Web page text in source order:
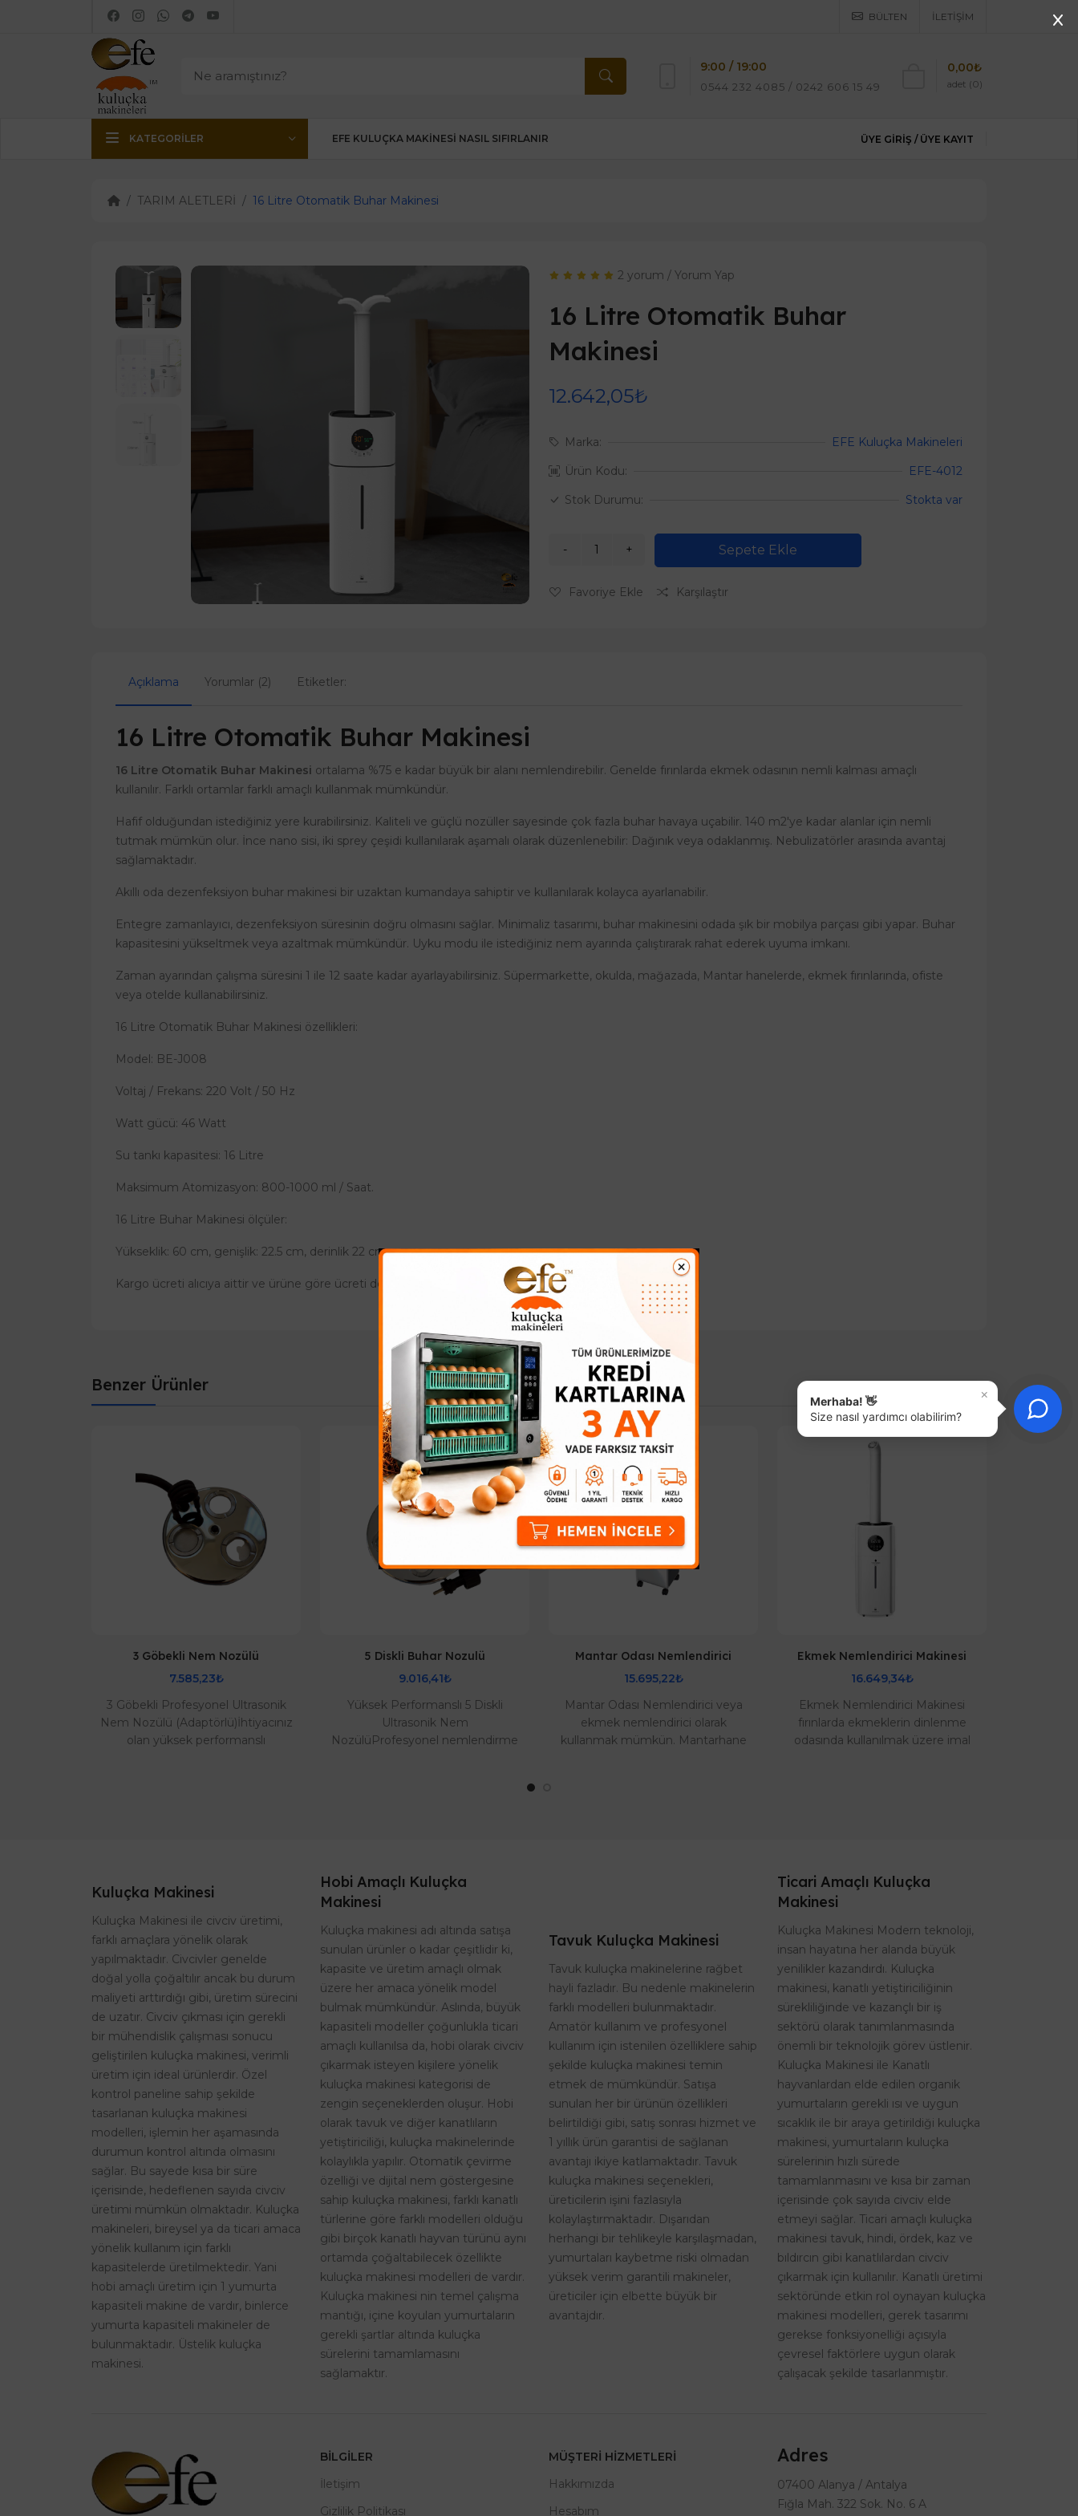
BÜLTEN İLETIŞIM
9:00 / 19:00
0544 232 4085 / 0242 606 15 49 adet (0)
0,00₺
KATEGORILER EFE KULUÇKA MAKINESI NASIL SIFIRLANIR ÜYE GIRIŞ / ÜYE KAYIT
TARIM ALETLERİ 16 Litre Otomatik Buhar Makinesi
2 yorum / Yorum Yap
16 Litre Otomatik Buhar
Makinesi
12.642,05₺
Marka:
EFE Kuluçka Makineleri
Ürün Kodu:
EFE-4012
Stok Durumu:
Stokta var
Sepete Ekle
Favoriye Ekle Karşılaştır
Açıklama Yorumlar (2) Etiketler:
16 Litre Otomatik Buhar Makinesi
16 Litre Otomatik Buhar Makinesi ortalama %75 e kadar büyük bir alanı nemlendirebilir. Genelde fırınlarda ekmek odasının nemli kalması amaçlı
kullanılır. Farklı ortamlar farklı amaçlı kullanmak mümkündür.
Hafif olduğundan istediğiniz yere kurabilirsiniz. Kaliteli ve güçlü nozüller sayesinde çok fazla buhar havaya uçabilir. 140 m2'ye kadar alanlar için nemli
tutmak mümkün olur. İnce nano sisi, iki sprey çeşidi kullanılarak aşamalı olarak düzenlenebilir: Dağınık veya odaklanmış. Nebulizatörler arasında avantaj
sağlamaktadır.
Akıllı oda dezenfeksiyon buhar makinesi bir uzaktan kumandaya sahiptir ve kullanılarak kolayca ayarlanabilir.
Entegre zamanlayıcı, dezenfeksiyon süresinin doğru olmasını sağlar. Minimaliz tasarımı, buhar makinesini odada şık bir mobilya parçası gibi yapar. Buhar
kapasitesini yükseltmek veya azaltmak mümkündür. Uyku modu ile istediğiniz nem ayarında çalıştırarak rahat ederek uyuma imkanı.
Zaman ayarından çalışma süresini 1 ile 12 saate kadar ayarlayabilirsiniz. Süpermarkette, okulda, mağazada, Mantar hanelerde, ekmek fırınlarında, ofiste
veya otelde kullanabilirsiniz.
16 Litre Otomatik Buhar Makinesi özellikleri:
Model: BE-J008
Voltaj / Frekans: 220 Volt / 50 Hz
Watt gücü: 46 Watt
Su tankı kapasitesi: 16 Litre
Maksimum Atomizasyon: 800-1000 ml / Saat.
16 Litre Buhar Makinesi ölçüler:
Yükseklik: 60 cm, genişlik: 22.5 cm, derinlik 22 cm
Kargo ücreti alıcıya aittir ve ürüne göre ücreti değişiyor.
Benzer Ürünler
3 Göbekli Nem Nozülü
7.585,23₺
3 Göbekli Profesyonel Ultrasonik
Nem Nozülü (Adaptörlü)İhtiyacınız
olan yüksek performanslı
5 Diskli Buhar Nozulü
9.016,41₺
Yüksek Performanslı 5 Diskli
Ultrasonik Nem
NozülüProfesyonel nemlendirme
Mantar Odası Nemlendirici
15.695,22₺
Mantar Odası Nemlendirici veya
ekmek nemlendirici olarak
kullanmak mümkün. Mantarhane
Ekmek Nemlendirici Makinesi
16.649,34₺
Ekmek Nemlendirici Makinesi
fırınlarda ekmeklerin dinlenme
odasında kullanılmak üzere imal
Kuluçka Makinesi
Kuluçka Makinesi ile civciv üretimi,
farklı amaçlara yönelik olarak
yapılmaktadır. Civcivler genelde
doğal yolla çoğaltılır ancak bu durum
maliyeti arttırdığı gibi, üretim sürecini
de uzatır. Civciv çıkması için gerekli
bir mühendislik çalışması sonucu
geliştirilen kuluçka makinesi, verimli
üretim için ideal ürünlerdir. Özel
kontrol paneline sahip şekilde
tasarlanan kuluçka makinesi
modelleri, işlemin her aşamasında
durumun kontrol altında olmasını
sağlar. Bu sayede kısa bir süre
içerisinde, hedeflenen sayıda civciv
üretimi mümkün olmaktadır. Kuluçka
makineleri, bireysel ya da ticari amaca
yönelik kullanım için farklı
kapasitelerde üretilmektedir. Yani
hobi amaçlı üretim için 1 yumurta
kapasiteli makine de vardır, binlerce
yumurta kapasiteli makineler de
bulunmaktadır. Üstelik kuluçka
makinesi.
Hobi Amaçlı Kuluçka
Makinesi
Kuluçka makinesi adı altında satışa
sunulan ürünler o kadar çeşitlidir ki,
kapasite ve üretim amaçlı olmak
üzere her amaca yönelik model
bulmak mümkündür. Aslında, büyük
kapasiteli modeller çoğunlukla ticari
amaçlı kullanılsa da, hobi olarak civciv
çıkarmak isteyen kişilere yönelik
kuluçka makinesi kategorisi de
zengin seçeneklerden oluşur. Hobi
olarak tavuk ve diğer kanatlıların
yetiştiriciliği, kuluçka makinelerinde
kolaylıkla yapılır. Otomatik çevirme
özelliği ve dijital nem göstergesine
sahip kuluçka makinesi, farklı kanatlı
türlerine göre farklı modelleri olduğu
gibi birçok kanatlı hayvan türünü aynı
ortamda çoğaltabilecek özellikte
kuluçka makinesi modelleri de vardır.
Kuluçka makinesi nin temel çalışma
mantığı, içine koyulan yumurtaların
gerekli şartlar altında kuluçka
sürelerini tamamlamasını
sağlamaktır.
Tavuk Kuluçka Makinesi
Tavuk kuluçka makinelerine rağbet
hayli fazladır. Bu nedenle makinelerin
farklı modelleri bulunmaktadır.
Amatör kullanım ve profesyonel
kullanım için istenilen özelliklere sahip
şekilde kuluçka makinesi temin
etmek de mümkündür. Satışa
sunulan her bir ürünün özellikleri
belirtildiği gibi, satış sonrası hizmet ve
1 yıllık ürün garantisi de sağlanan
avantajı ikiye katlamaktadır. Tavuk
kuluçka makinesi seçenekleri,
üreticilerin işini fazlasıyla
kolaylaştırmaktadır. Dışarıdan
herhangi bir tehlikeyle karşılaşmadan,
yumurtaları kaybetme riski olmadan
yüksek verim garantili makineler,
üreticiler için elbette büyük bir
avantajdır.
Ticari Amaçlı Kuluçka
Makinesi
Kuluçka Makinesi Modern teknoloji,
insan hayatına her alanda büyük
yenilikler kazandırdı. Kuluçka
makinesi, kanatlı yetiştiriciliğinin
sürekliliğinde ve kazançlı bir iş
sektörü olarak tanımlanmasında
önemli bir teknolojik görev üstlenir.
Kuluçka Makinesi ile Kanatlı
hayvanlardan elde edilen organik
yumurtaların gerekli ısı ve uygun
sıcaklık ile bir araya getirildiği kuluçka
makinesi, yumurtaların kuluçka
sürelerinin hızlı sürede
tamamlanmasını ve kısa bir zaman
içerisinde çok sayıda civciv elde
etmeyi sağlar. Ticari amaçlı kuluçka
makinesi tavuk, hindi, ördek, kaz ve
bıldırcın gibi kanatlılardan civciv
çıkarmak için kullanılır. Kanatlı üretimi
sektöründe etkin rol oynayan kuluçka
makinesi modelleri, gerek tasarımı
gerekse fonksiyonelliği açısıyla
çevresel faktörlere uygun olarak
çalışacak şekilde tasarlanmıştır.
BILGILER
İletişim
Gizlilik Politikası
MÜŞTERI HIZMETLERI
Hakkımızda
Hesabım
Adres
07400 Alanya / Antalya
Fığla Mah. 322 Sok. No. 6 A
×
Merhaba! 👋
Size nasıl yardımcı olabilirim?